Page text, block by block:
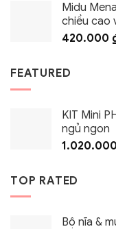
Midu
chiều cao
420.000
FEATURED
KIT Mini
ngủ ngon
1.020.000
TOP RATED
Bộ nĩa &